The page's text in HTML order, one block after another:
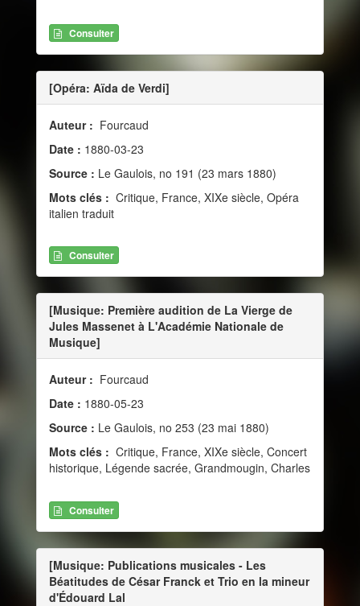
Consulter
[Opéra: Aïda de Verdi]
Auteur : Fourcaud
Date : 1880-03-23
Source : Le Gaulois, no 191 (23 mars 1880)
Mots clés : Critique, France, XIXe siècle, Opéra
italien traduit
Consulter
[Musique: Première audition de La Vierge de
Jules Massenet à L'Académie Nationale de
Musique]
Auteur : Fourcaud
Date : 1880-05-23
Source : Le Gaulois, no 253 (23 mai 1880)
Mots clés : Critique, France, XIXe siècle, Concert
historique, Légende sacrée, Grandmougin, Charles
Consulter
[Musique: Publications musicales - Les
Béatitudes de César Franck et Trio en la mineur
d'Édouard Lal